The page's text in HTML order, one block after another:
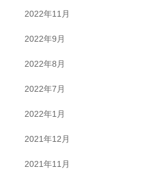
2022年11月
2022年9月
2022年8月
2022年7月
2022年1月
2021年12月
2021年11月